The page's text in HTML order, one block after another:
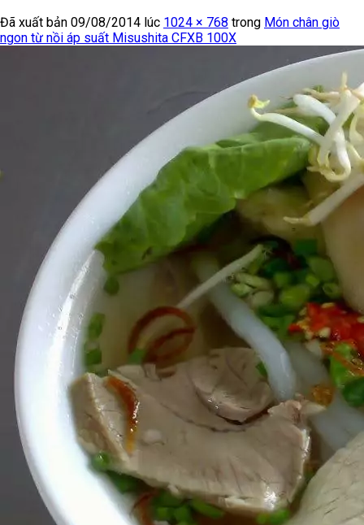
Đã xuất bản 09/08/2014 lúc 1024 × 768 trong Món chân giò
ngon từ nồi áp suất Misushita CFXB 100X